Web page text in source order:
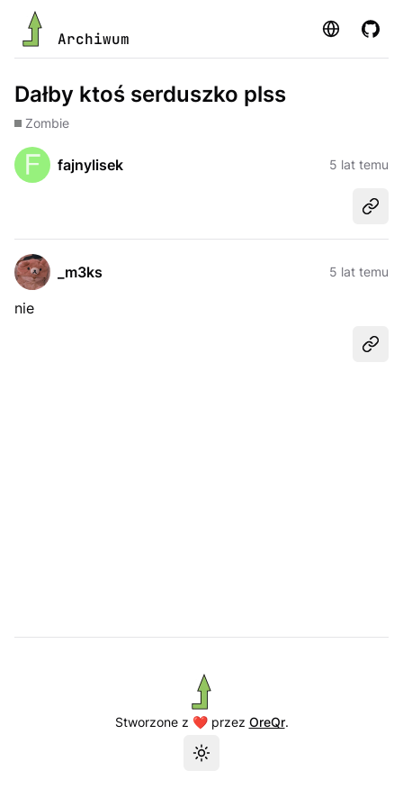
Archiwum Strona
Dałby ktoś serduszko plss
Zombie
fajnylisek 5 lat temu
_m3ks 5 lat temu
nie
Stworzone z ❤️ przez OreQr.
Przełącz motyw